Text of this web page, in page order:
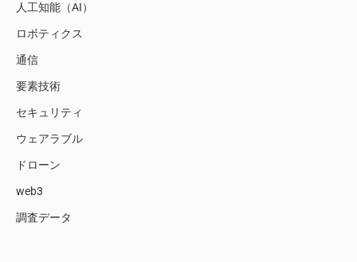
人工知能（AI）
ロボティクス
通信
要素技術
セキュリティ
ウェアラブル
ドローン
web3
調査データ